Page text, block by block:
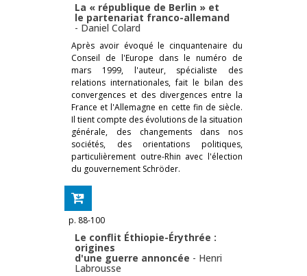
La « république de Berlin » et
le partenariat franco-allemand
- Daniel Colard
Après avoir évoqué le cinquantenaire du
Conseil de l'Europe dans le numéro de
mars 1999, l'auteur, spécialiste des
relations internationales, fait le bilan des
convergences et des divergences entre la
France et l'Allemagne en cette fin de siècle.
Il tient compte des évolutions de la situation
générale, des changements dans nos
sociétés, des orientations politiques,
particulièrement outre-Rhin avec l'élection
du gouvernement Schröder.
p. 88-100
Le conflit Éthiopie-Érythrée :
origines
d'une guerre annoncée - Henri
Labrousse